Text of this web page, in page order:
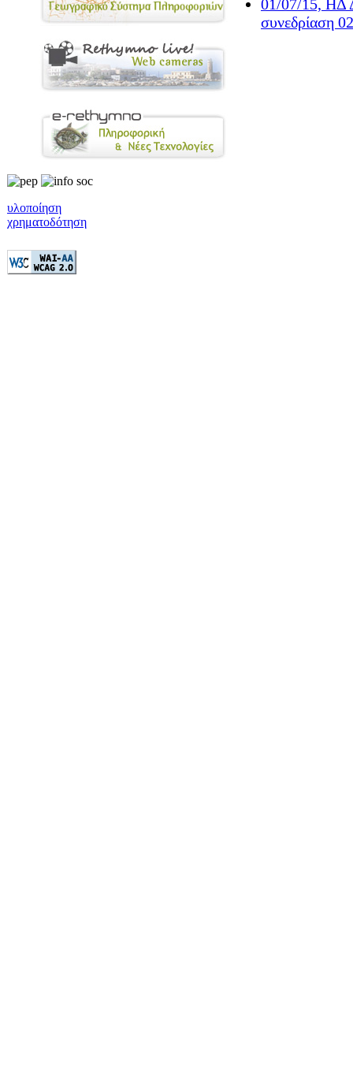
υλοποίηση
χρηματοδότηση
01/07/15, ΗΔ
συνεδρίαση